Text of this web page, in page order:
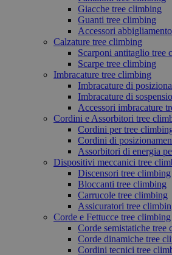
Giacche tree climbing
Guanti tree climbing
Accessori
Calzature tree climbing
Scarponi antitaglio tree
Scarpe tree climbing
Imbracature tree climbing
Imbracature di
Imbracature di
Accessori imbracature
Cordini e Assorbitori tree
Cordini per tree
Cordini di
Assorbitori di energia
Dispositivi meccanici tree
Discensori tree climbing
Bloccanti tree climbing
Carrucole tree climbing
Assicuratori tree
Corde e Fettucce tree climbing
Corde semistatiche tree
Corde dinamiche tree
Cordini tecnici tree